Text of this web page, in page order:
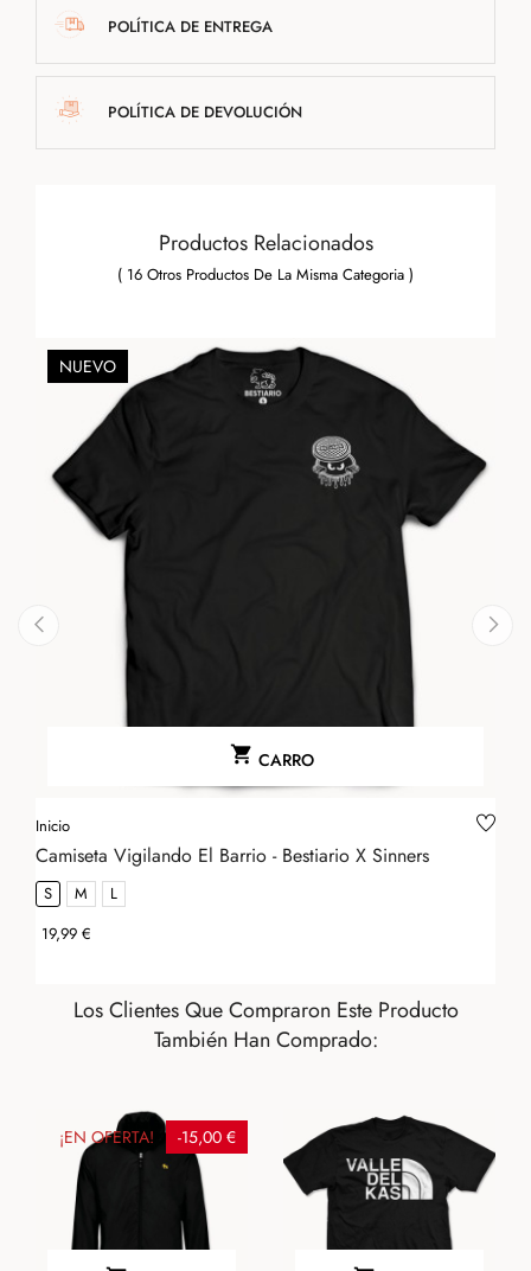
POLÍTICA DE ENTREGA
POLÍTICA DE DEVOLUCIÓN
Productos Relacionados
( 16 Otros Productos De La Misma Categoria )
NUEVO
 CARRO
Inicio
Camiseta Vigilando El Barrio - Bestiario X Sinners
S M
L
Precio
19,99 €
Los Clientes Que Compraron Este Producto
También Han Comprado:
¡EN OFERTA! -15,00 €